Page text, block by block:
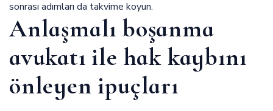
sonrası adımları da takvime koyun.
Anlaşmalı boşanma
avukatı ile hak kaybını
önleyen ipuçları